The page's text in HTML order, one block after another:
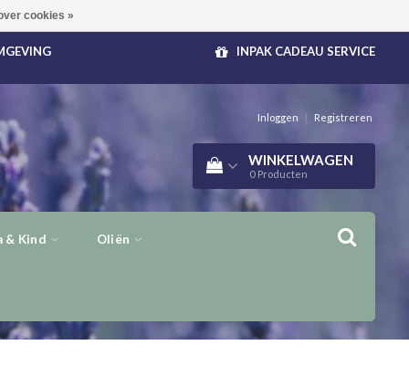
INPAK CADEAU SERVICE
Inloggen | Registreren
WINKELWAGEN
0 Producten
& Kind Oliën
cookies »